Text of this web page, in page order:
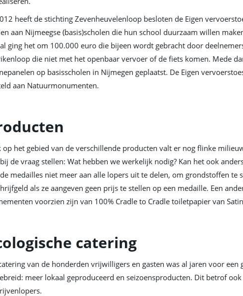
heeft de stichting Zevenheuvelenloop besloten de Eigen
aan Nijmeegse (basis)scholen die hun school duurzaam willen
ging het om 100.000 euro die bijeen wordt gebracht door
die niet met het openbaar vervoer of de fiets komen. Mede
op basisscholen in Nijmegen geplaatst. De Eigen
aan Natuurmonumenten.
op het gebied van de verschillende producten valt er nog flinke
de vraag stellen: Wat hebben we werkelijk nodig? Kan het ook
medailles niet meer aan alle lopers uit te delen, om grondstoffen te
als ze aangeven geen prijs te stellen op een medaille. Een
voorzien zijn van 100% Cradle to Cradle toiletpapier van
catering
van de honderden vrijwilligers en gasten was al jaren voor
meer lokaal geproduceerd en seizoensproducten. Dit betrof